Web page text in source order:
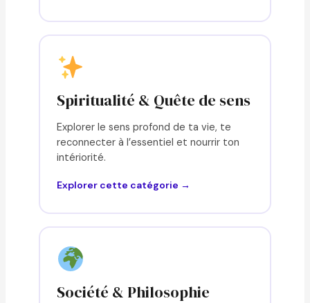
Spiritualité & Quête de sens
Explorer le sens profond de ta vie, te
reconnecter à l’essentiel et nourrir ton
intériorité.
Explorer cette catégorie →
Société & Philosophie